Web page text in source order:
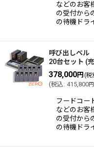
などのお客
の受付から
の待機ドラ
呼び出しベル
20台セット (
378,000円 (税
(税込 : 415,800円
フードコー
などのお客
の受付から
の待機ドラ